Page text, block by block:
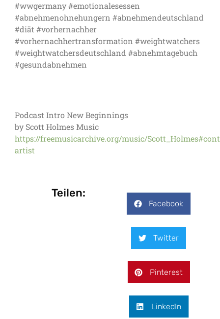
#wwgermany #emotionalesessen
#abnehmenohnehungern #abnehmendeutschland
#diät #vorhernachher
#vorhernachhertransformation #weightwatchers
#weightwatchersdeutschland #abnehmtagebuch
#gesundabnehmen
Podcast Intro New Beginnings
by Scott Holmes Music
https://freemusicarchive.org/music/
artist
Teilen:
Facebook
Twitter
Pinterest
LinkedIn